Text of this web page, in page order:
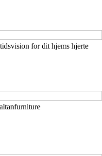
for dit hjems hjerte